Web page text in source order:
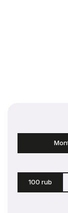
100 rub